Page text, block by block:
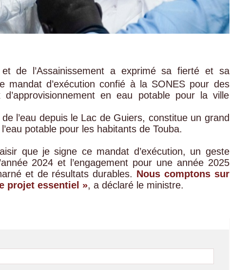
et de l’Assainissement a exprimé sa fierté et sa
mandat d’exécution confié à la SONES pour des
en eau potable pour la ville
l’eau depuis le Lac de Guiers, constitue un grand
potable pour les habitants de Touba.
que je signe ce mandat d’exécution, un geste
2024 et l’engagement pour une année 2025
et de résultats durables. Nous comptons sur
projet essentiel », a déclaré le ministre.